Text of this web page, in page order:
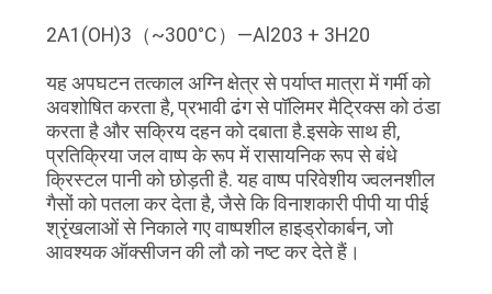
2A1(OH)3（~300°C）—Al203 + 3H20
यह अपघटन तत्काल अग्नि क्षेत्र से पर्याप्त मात्रा में गर्मी को
अवशोषित करता है, प्रभावी ढंग से पॉलिमर मैट्रिक्स को ठंडा
करता है और सक्रिय दहन को दबाता है.इसके साथ ही,
प्रतिक्रिया जल वाष्प के रूप में रासायनिक रूप से बंधे
क्रिस्टल पानी को छोड़ती है. यह वाष्प परिवेशीय ज्वलनशील
गैसों को पतला कर देता है, जैसे कि विनाशकारी पीपी या पीई
श्रृंखलाओं से निकाले गए वाष्पशील हाइड्रोकार्बन, जो
आवश्यक ऑक्सीजन की लौ को नष्ट कर देते हैं।